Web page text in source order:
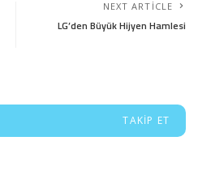
NEXT ARTICLE
LG’den Büyük Hijyen Hamlesi
TAKIP ET